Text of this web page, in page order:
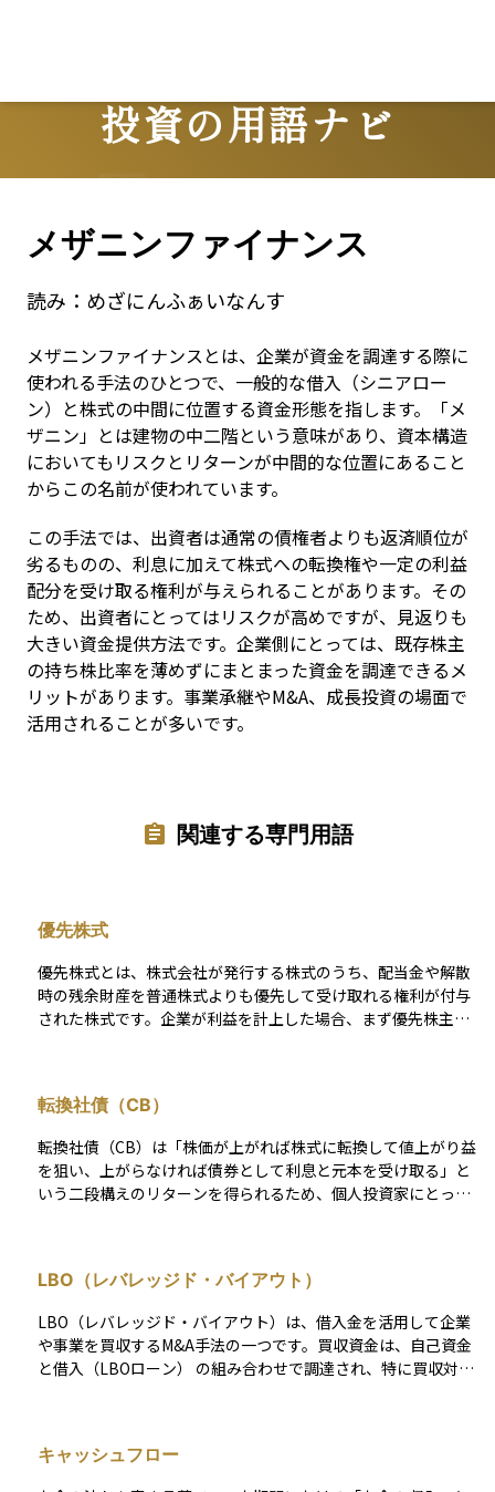
投資の用語ナビ
Terms
メザニンファイナンス
読み： めざにんふぁいなんす
メザニンファイナンスとは、企業が資金を調達する際に
使われる手法のひとつで、一般的な借入（シニアロー
ン）と株式の中間に位置する資金形態を指します。「メ
ザニン」とは建物の中二階という意味があり、資本構造
においてもリスクとリターンが中間的な位置にあること
からこの名前が使われています。
この手法では、出資者は通常の債権者よりも返済順位が
劣るものの、利息に加えて株式への転換権や一定の利益
配分を受け取る権利が与えられることがあります。その
ため、出資者にとってはリスクが高めですが、見返りも
大きい資金提供方法です。企業側にとっては、既存株主
の持ち株比率を薄めずにまとまった資金を調達できるメ
リットがあります。事業承継やM&A、成長投資の場面で
活用されることが多いです。
関連する専門用語
優先株式
優先株式とは、株式会社が発行する株式のうち、配当金や解散
時の残余財産を普通株式よりも優先して受け取れる権利が付与
された株式です。企業が利益を計上した場合、まず優先株主に
参加に関わる議決権は制限されるのが一般的です。議決権がま
ったく付与されない無議決優先株もあれば、配当が所定期間支
払われなかったときのみ議決権が回復する「議決権制限付種類
株」など、条件は発行会社ごとに異なります。さらに、発行企
業が将来市場環境や資本政策に応じて優先株を買い戻せるコー
を重視する投資家にとって魅力的ですが、普通株に比べて値上
行われるリスクもあります。購入前には、配当利回り、償還・
転換条項、議決権の取り扱い、優先順位の位置付け（負債か純
資産か）などを目論見書で確認し、自身のリスク許容度と投資
転換社債（CB）
転換社債（CB）は「株価が上がれば株式に転換して値上がり益
を狙い、上がらなければ債券として利息と元本を受け取る」と
いう二段構えのリターンを得られるため、個人投資家にとって
方、チープデットCBは同じ転換社債でもクーポン（金利）が極
端に低い“株式オプション色の濃い”派生型です。利息収入がほ
ぼ期待できないぶん、投資リターンのほぼすべてが株式転換後
の値上がり益に依存します。株価が転換価格を超えた瞬間に大
量転換が進みやすく、既存株主の持分が急速に希薄化し、株価
（2）クーポン水準、（3）潜在株式数の多寡──の３点を必ず
LBO（レバレッジド・バイアウト）
LBO（レバレッジド・バイアウト）は、借入金を活用して企業
や事業を買収するM&A手法の一つです。買収資金は、自己資金
と借入（LBOローン） の組み合わせで調達され、特に買収対象
取得できます。 一般的にLBOでは、多額の借入を行うため、対
象企業には安定したキャッシュフローが求められます。特にバ
キャッシュフロー